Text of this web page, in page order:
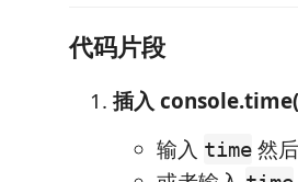
代码片段
插入
输入 time 然